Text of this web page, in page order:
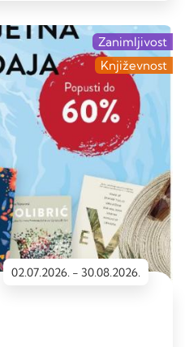
02.07.2026. - 30.08.2026.
Zanimljivost
Književnost